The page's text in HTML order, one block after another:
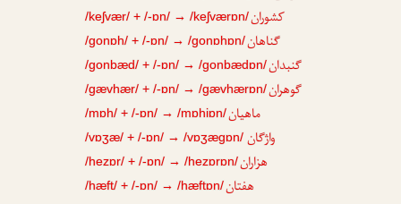
/keʃvær/ + /-ɒn/ → /keʃværɒn/کشوران
/gonɒh/ + /-ɒn/ → /gonɒhɒn/گناهان
/gonbæd/ + /-ɒn/ → /gonbædɒn/گنبدان
/gævhær/ + /-ɒn/ → /gævhærɒn/گوهران
/mɒh/ + /-ɒn/ → /mɒhiɒn/ماهیان
/vɒʒæ/ + /-ɒn/ → /vɒʒægɒn/ واژگان
/hezɒr/ + /-ɒn/ → /hezɒrɒn/هزاران
/hæft/ + /-ɒn/ → /hæftɒn/هفتان